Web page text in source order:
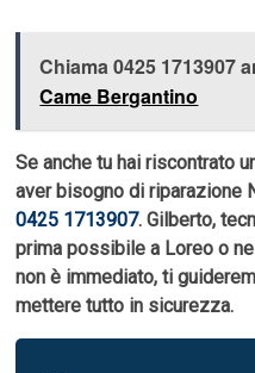
Chiama 0425 1713907
Came Bergantino
Se anche tu hai riscontrato
aver bisogno di riparazione
0425 1713907. Gilberto,
prima possibile a Loreo o
non è immediato, ti
mettere tutto in sicurezza.